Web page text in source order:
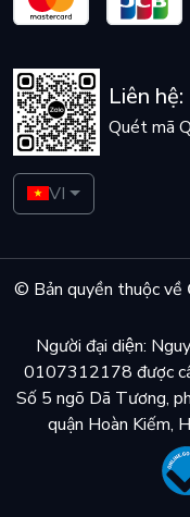
Liên hệ:
Quét mã
VI
© Bản quyền thuộc về
Người đại diện:
0107312178 được
Số 5 ngõ Dã Tương,
quận Hoàn Kiếm,